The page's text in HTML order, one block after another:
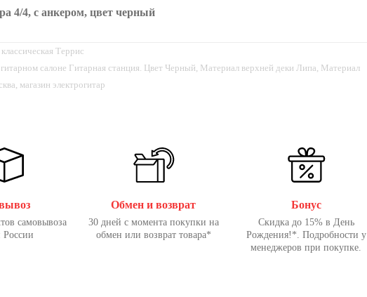
4/4, с анкером, цвет черный
Террис
салоне Гитарная станция. Цвет Черный, Материал верхней деки Липа, Материал
магазин электрогитар
самовывоза
России
Обмен и возврат
30 дней с момента покупки на
обмен или возврат товара*
Бонус
Скидка до 15% в День
Рождения!*. Подробности у
менеджеров при покупке.